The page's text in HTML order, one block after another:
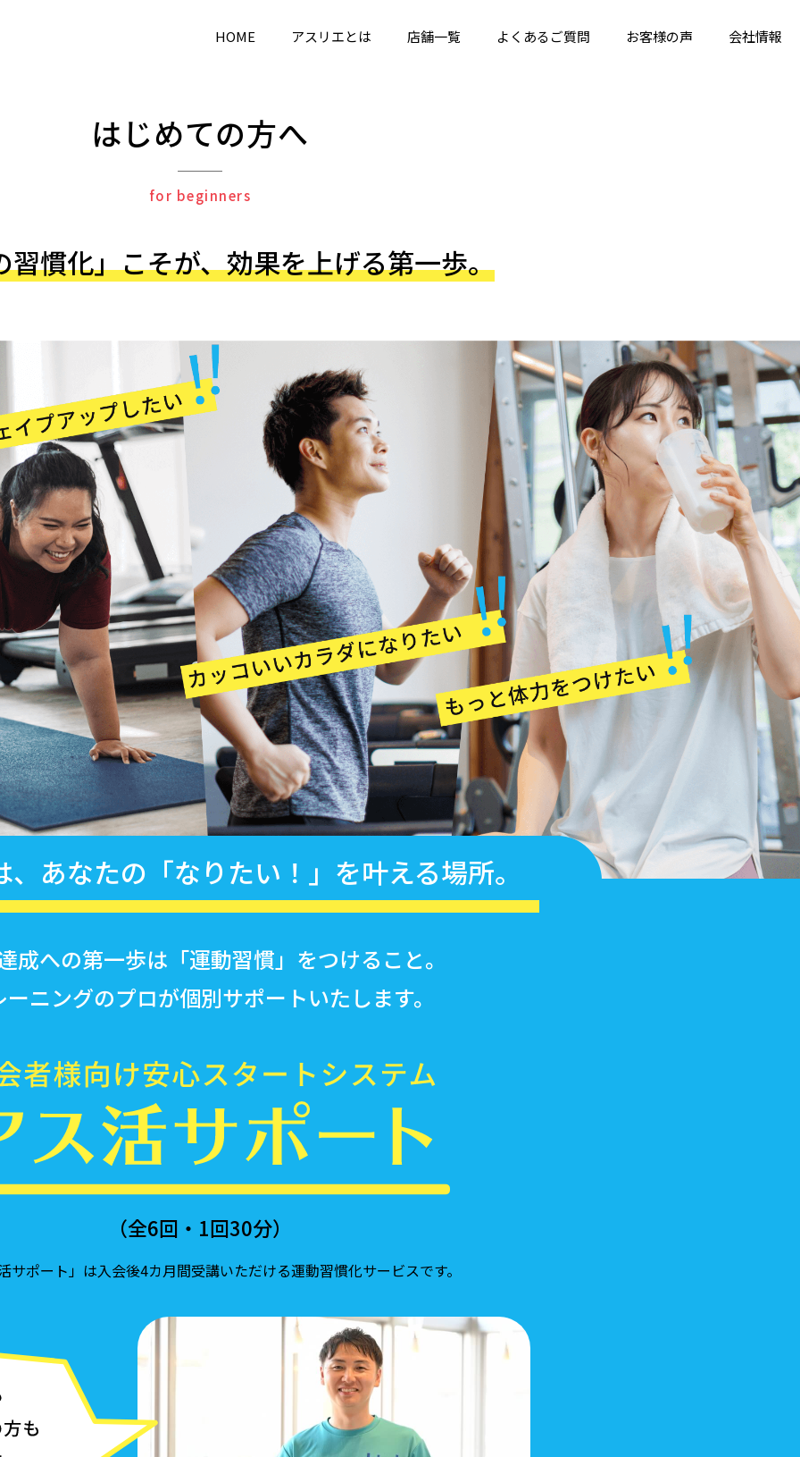
HOME アスリエとは 店舗一覧 よくあるご質問 お客様の声 会社情報
はじめての方へ
for beginners
習慣化」こそが、効果を上げる第一歩。
あなたの「なりたい！」 を叶える場所。
成への第一歩は 「運動習慣」をつけること。
ーニングのプロが個別サポートいたします。
（全6回・1回30分）
ポート」は入会後4カ月間受講いただける運動習慣化サービスです。